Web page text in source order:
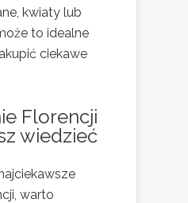
kwiaty lub
to idealne
ciekawe
Florencji
wiedzieć
warto